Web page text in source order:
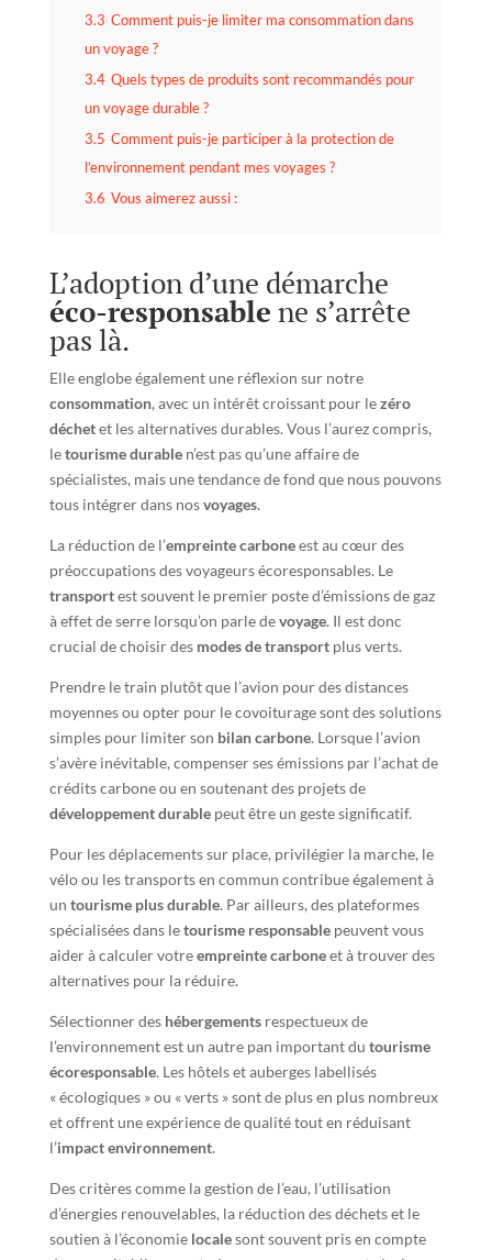
3.3 Comment puis-je limiter ma consommation dans
un voyage ?
3.4 Quels types de produits sont recommandés pour
un voyage durable ?
3.5 Comment puis-je participer à la protection de
l’environnement pendant mes voyages ?
3.6 Vous aimerez aussi :
L’adoption d’une démarche
éco-responsable ne s’arrête
pas là.
Elle englobe également une réflexion sur notre
consommation, avec un intérêt croissant pour lezéro
déchetet les alternatives durables. Vous l’aurez compris,
letourisme durablen’est pas qu’une affaire de
spécialistes, mais une tendance de fond que nous pouvons
tous intégrer dans nosvoyages.
La réduction de l’empreinte carboneest au cœur des
préoccupations des voyageurs écoresponsables. Le
transportest souvent le premier poste d’émissions de gaz
à effet de serre lorsqu’on parle devoyage. Il est donc
crucial de choisir des modes de transportplus verts.
Prendre le train plutôt que l’avion pour des distances
moyennes ou opter pour le covoiturage sont des solutions
simples pour limiter son bilan carbone. Lorsque l’avion
s’avère inévitable, compenser ses émissions par l’achat de
crédits carbone ou en soutenant des projets de
développement durablepeut être un geste significatif.
Pour les déplacements sur place, privilégier la marche, le
vélo ou les transports en commun contribue également à
un tourisme plus durable. Par ailleurs, des plateformes
spécialisées dans letourisme responsablepeuvent vous
aider à calculer votreempreinte carboneet à trouver des
alternatives pour la réduire.
Sélectionner des hébergementsrespectueux de
l’environnement est un autre pan important du tourisme
écoresponsable. Les hôtels et auberges labellisés
« écologiques » ou « verts » sont de plus en plus nombreux
et offrent une expérience de qualité tout en réduisant
l’impact environnement.
Des critères comme la gestion de l’eau, l’utilisation
d’énergies renouvelables, la réduction des déchets et le
soutien à l’économie localesont souvent pris en compte